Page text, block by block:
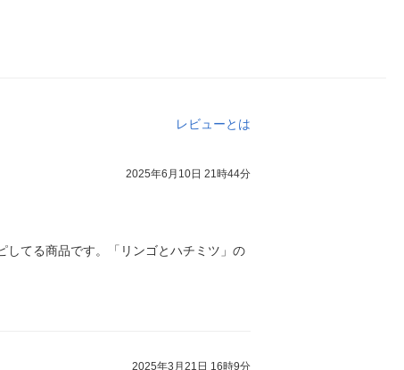
レビューとは
2025年6月10日 21時44分
してる商品です。「リンゴとハチミツ」の
2025年3月21日 16時9分